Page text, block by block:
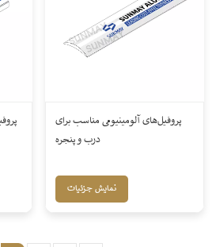
پروفیل‌های آلومینیومی مناسب برای
درب و پنجره
نمایش جزئیات